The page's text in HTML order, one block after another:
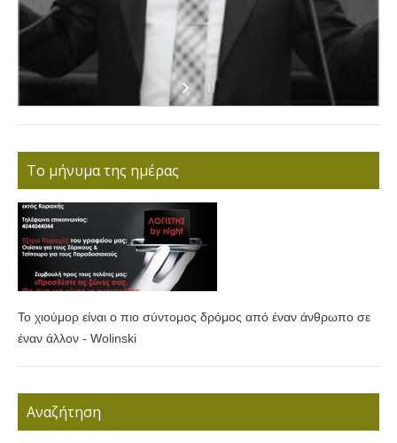
Το μήνυμα της ημέρας
Το χιούμορ είναι ο πιο σύντομος δρόμος από έναν άνθρωπο σε
έναν άλλον - Wolinski
Αναζήτηση